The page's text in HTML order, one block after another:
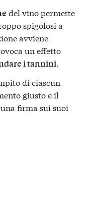
del vino permette
spigolosi a
avviene
un effetto
i tannini.
di ciascun
giusto e il
firma sui suoi